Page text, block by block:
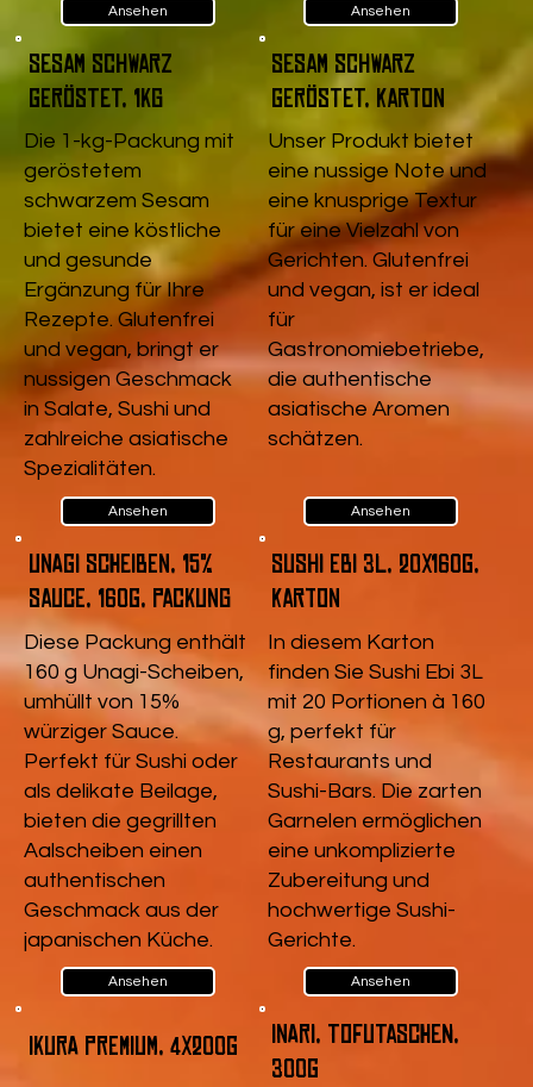
Ansehen Ansehen
Sesam schwarz
geröstet, 1kg
Die 1-kg-Packung mit
geröstetem
schwarzem Sesam
bietet eine köstliche
und gesunde
Ergänzung für Ihre
Rezepte. Glutenfrei
und vegan, bringt er
nussigen Geschmack
in Salate, Sushi und
zahlreiche asiatische
Spezialitäten.
Ansehen
Sesam schwarz
geröstet, Karton
Unser Produkt bietet
eine nussige Note und
eine knusprige Textur
für eine Vielzahl von
Gerichten. Glutenfrei
und vegan, ist er ideal
für
Gastronomiebetriebe,
die authentische
asiatische Aromen
schätzen.
Ansehen
Unagi Scheiben, 15%
Sauce, 160g, Packung
Diese Packung enthält
160 g Unagi-Scheiben,
umhüllt von 15%
würziger Sauce.
Perfekt für Sushi oder
als delikate Beilage,
bieten die gegrillten
Aalscheiben einen
authentischen
Geschmack aus der
japanischen Küche.
Ansehen
Sushi Ebi 3L, 20x160g,
Karton
In diesem Karton
finden Sie Sushi Ebi 3L
mit 20 Portionen à 160
g, perfekt für
Restaurants und
Sushi-Bars. Die zarten
Garnelen ermöglichen
eine unkomplizierte
Zubereitung und
hochwertige Sushi-
Gerichte.
Ansehen
Ikura Premium, 4x200g
Inari, Tofutaschen,
300g